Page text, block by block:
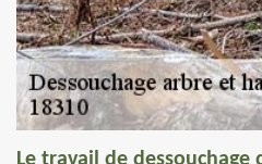
Le travail de dessouchage